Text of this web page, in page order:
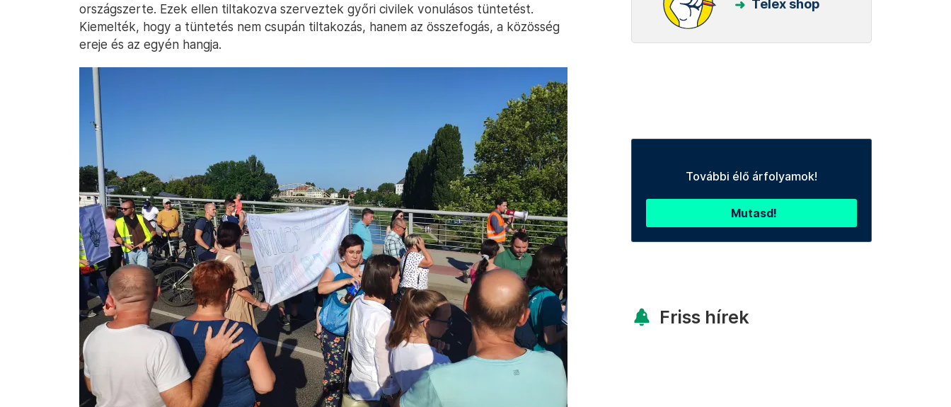
országszerte. Ezek ellen tiltakozva szerveztek győri civilek vonulásos tüntetést.
Kiemelték, hogy a tüntetés nem csupán tiltakozás, hanem az összefogás, a közösség
ereje és az egyén hangja.
Telex shop
További élő árfolyamok!
Mutasd!
Friss hírek